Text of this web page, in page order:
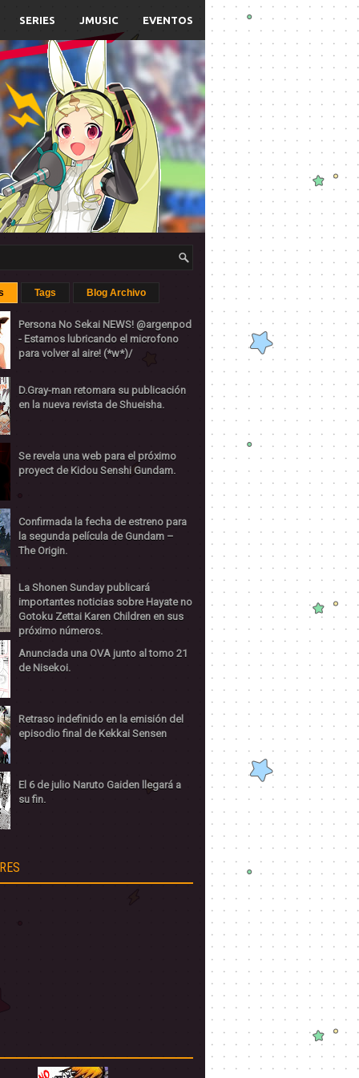
SERIES JMUSIC EVENTOS
Tags Blog Archivo
Persona No Sekai NEWS! @argenpod
- Estamos lubricando el microfono
para volver al aire! (*w*)/
D.Gray-man retomara su publicación
en la nueva revista de Shueisha.
Se revela una web para el próximo
proyect de Kidou Senshi Gundam.
Confirmada la fecha de estreno para
la segunda película de Gundam –
The Origin.
La Shonen Sunday publicará
importantes noticias sobre Hayate no
Gotoku Zettai Karen Children en sus
próximo números.
Anunciada una OVA junto al tomo 21
de Nisekoi.
Retraso indefinido en la emisión del
episodio final de Kekkai Sensen
El 6 de julio Naruto Gaiden llegará a
su fin.